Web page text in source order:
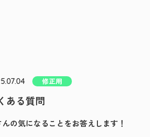
修正用
ある質問
の気になることをお答えします！